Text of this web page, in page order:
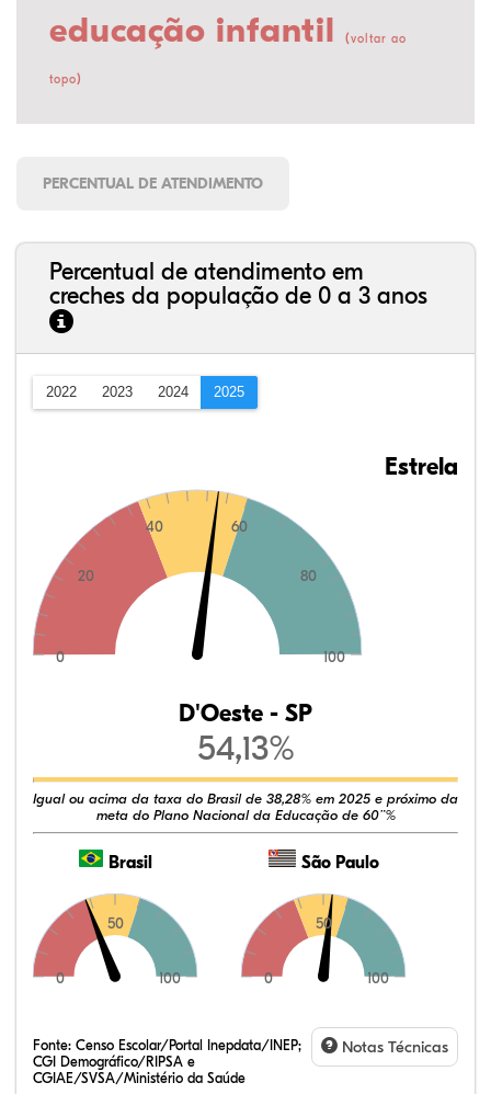
educação infantil (voltar ao
topo)
PERCENTUAL DE ATENDIMENTO
Percentual de atendimento em
creches da população de 0 a 3 anos
2022 2023 2024 2025
0
20
40 60
80
100
Estrela
D'Oeste - SP
54,13%
Igual ou acima da taxa do Brasil de 38,28% em 2025 e próximo da
meta do Plano Nacional da Educação de 60¨%
Brasil
0
50
100
São Paulo
0
50
100
Fonte: Censo Escolar/Portal Inepdata/INEP;
CGI Demográfico/RIPSA e
CGIAE/SVSA/Ministério da Saúde
Notas Técnicas